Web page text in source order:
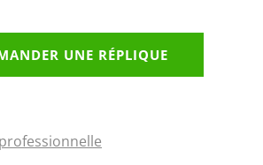
UNE RÉPLIQUE